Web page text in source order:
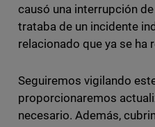
causó una interrupción
trataba de un incidente
relacionado que ya se ha
Seguiremos vigilando
proporcionaremos
necesario. Además,